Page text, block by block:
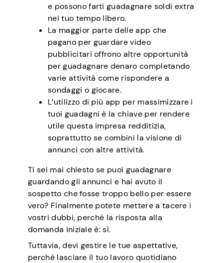
e possono farti guadagnare soldi extra
nel tuo tempo libero.
La maggior parte delle app che
pagano per guardare video
pubblicitari offrono altre opportunità
per guadagnare denaro completando
varie attività come rispondere a
sondaggi o giocare.
L’utilizzo di più app per massimizzare i
tuoi guadagni è la chiave per rendere
utile questa impresa redditizia,
soprattutto se combini la visione di
annunci con altre attività.
Ti sei mai chiesto se puoi guadagnare
guardando gli annunci e hai avuto il
sospetto che fosse troppo bello per essere
vero? Finalmente potete mettere a tacere i
vostri dubbi, perché la risposta alla
domanda iniziale è: sì.
Tuttavia, devi gestire le tue aspettative,
perché lasciare il tuo lavoro quotidiano